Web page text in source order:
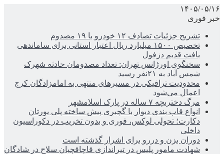
۱۴۰۵/۰۵/۱۶
خبر فوری
تشریح جزئیات تصادف ۱۲ خودرو با ۱۹ مصدوم
تخصیص ۱۵۰۰ میلیارد ریال اعتبار استانی برای ساماندهی
بافت قدیم دزفول
سخنگوی اورژانس تهران: تعداد مصدومان حادثه شهرک
شمس آباد به ۲۱نفر رسید
محدودیت ترافیکی در مسیرهای منتهی به امامزادگان کرج
اعمال می‌شود
مرگ دختربچه ۷ ساله در پارک اسلامشهر
انواع قاب بندی دیوار با گچبری پیش ساخته پلی یورتان
دکارت؛ تحولی لوکس، فوری و بدون تخریب در دکوراسیون
داخلی
دوران بزن و دررو برای اشرار گذشته است
شهادت مامور پلیس در تیراندازی قاچاقچیان سلاح در شادگان